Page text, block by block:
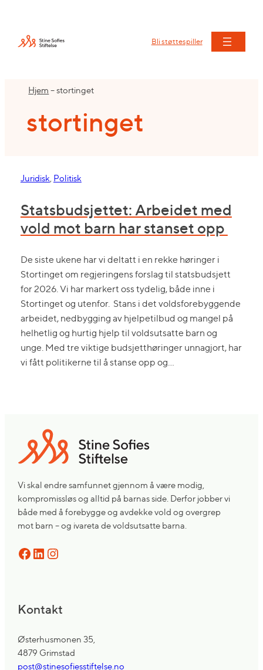
innhold
Bli støttespiller
Hjem –stortinget
stortinget
Juridisk, Politisk
Statsbudsjettet: Arbeidet med
vold mot barn har stanset opp
De siste ukene har vi deltatt i en rekke høringer i
Stortinget om regjeringens forslag til statsbudsjett
for 2026. Vi har markert oss tydelig, både inne i
Stortinget og utenfor. Stans i det voldsforebyggende
arbeidet, nedbygging av hjelpetilbud og mangel på
helhetlig og hurtig hjelp til voldsutsatte barn og
unge. Med tre viktige budsjetthøringer unnagjort, har
vi fått politikerne til å stanse opp og…
Vi skal endre samfunnet gjennom å være modig,
kompromissløs og alltid på barnas side. Derfor jobber vi
både med å forebygge og avdekke vold og overgrep
mot barn – og ivareta de voldsutsatte barna.
Facebook LinkedIn Instagram
Kontakt
Østerhusmonen 35,
4879 Grimstad
post@stinesofiesstiftelse.no